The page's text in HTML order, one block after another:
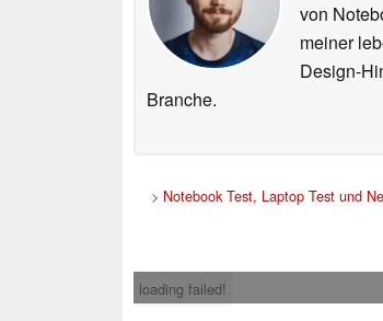
von
meiner
Design-
Branche.
> Notebook Test, Laptop Test und
loading failed!